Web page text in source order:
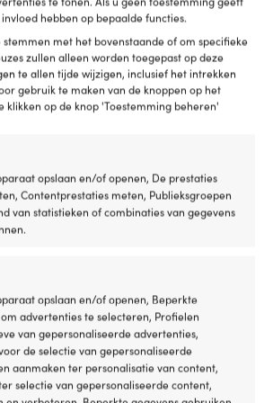
hebben op bepaalde functies.
met het bovenstaande of om specifieke
zullen alleen worden toegepast op deze
te allen tijde wijzigen, inclusief het intrekken
gebruik te maken van de knoppen op het
klikken op de knop 'Toestemming beheren'
opslaan en/of openen, De prestaties
Contentprestaties meten, Publieksgroepen
van statistieken of combinaties van gegevens
opslaan en/of openen, Beperkte
advertenties te selecteren, Profielen
van gepersonaliseerde advertenties,
de selectie van gepersonaliseerde
aanmaken ter personalisatie van content,
selectie van gepersonaliseerde content,
geldt transport tot aan de
een berijdbare weg, tenzij anders
in een flatgebouw woont, worden de
portiek geleverd. Als je in een
worden de goederen geleverd tot
is.
op het meldingstelefoonnummer
hebt opgegeven. Het
normaal gesproken een geschatte
3 tot 4 uur en het vereist dat een
in ontvangst neemt en deze